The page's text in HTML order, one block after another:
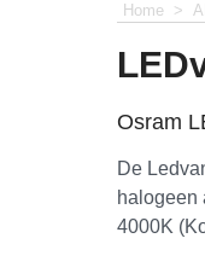
Home >
Osram
De
halogeen
4000K